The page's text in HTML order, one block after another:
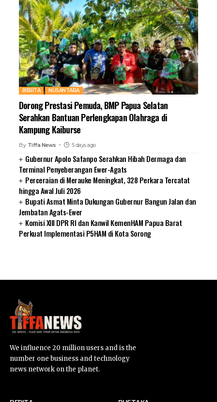
BERITA NUSANTARA
Dorong Prestasi Pemuda, BMP Papua Selatan
Serahkan Bantuan Perlengkapan Olahraga di
Kampung Kaiburse
By Tiffa News 5 days ago
Gubernur Apolo Safanpo Serahkan Hibah Dermaga dan
Terminal Penyeberangan Ewer-Agats
Perceraian di Merauke Meningkat, 328 Perkara Tercatat
hingga Awal Juli 2026
Bupati Asmat Minta Dukungan Gubernur Bangun Jalan dan
Jembatan Agats-Ewer
Komisi XIII DPR RI dan Kanwil KemenHAM Papua Barat
Perkuat Implementasi P5HAM di Kota Sorong
We influence 20 million users and is the
number one business and technology
news network on the planet.